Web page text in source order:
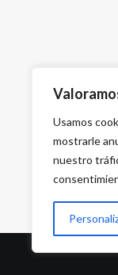
Usamos
mostrarle
nuestro